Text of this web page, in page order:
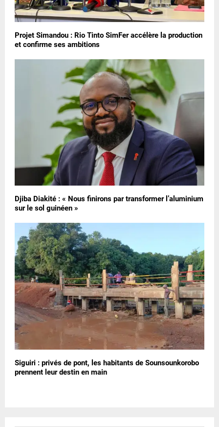
Projet Simandou : Rio Tinto SimFer accélère la production
et confirme ses ambitions
Djiba Diakité : « Nous finirons par transformer l’aluminium
sur le sol guinéen »
Siguiri : privés de pont, les habitants de Sounsounkorobo
prennent leur destin en main